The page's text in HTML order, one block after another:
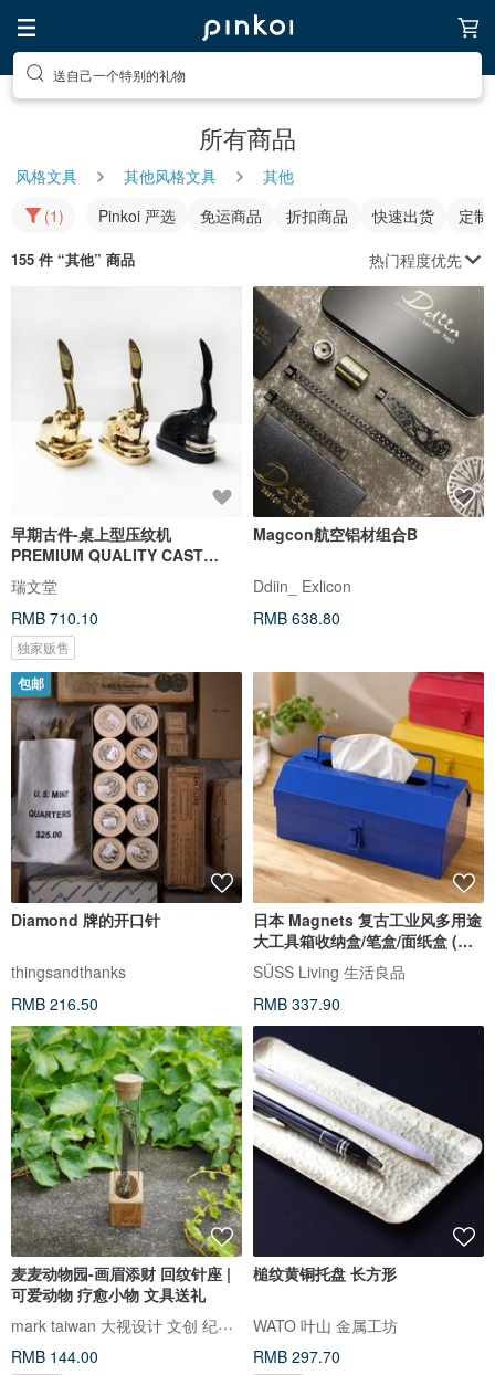
送自己一个特别的礼物
所有商品
风格文具 其他风格文具
其他
(1)
Pinkoi 严选 免运商品 折扣商品 快速出货 定制
155 件 “其他” 商品 热门程度优先
早期古件-桌上型压纹机
PREMIUM QUALITY CAST
DESK EMBOSSERS
瑞文堂
RMB 710.10
独家贩售
Magcon航空铝材组合B
Ddiin_ Exlicon
RMB 638.80
包邮
Diamond 牌的开口针
thingsandthanks
RMB 216.50
日本 Magnets 复古工业风多用途
大工具箱收纳盒/笔盒/面纸盒 (篮
色)
SÜSS Living 生活良品
RMB 337.90
麦麦动物园-画眉添财 回纹针座 |
可爱动物 疗愈小物 文具送礼
mark taiwan 大视设计 文创 纪念品
RMB 144.00
槌纹黄铜托盘 长方形
WATO 叶山 金属工坊
RMB 297.70